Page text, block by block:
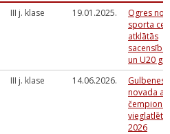
III j. klase 19.01.2025.
Ogres
sporta
atklātās
un U20
III j. klase 14.06.2026.
Gulbenes
novada
2026